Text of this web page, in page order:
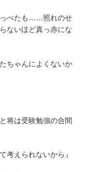
っぺたも……照れのせ
ないほど真っ赤にな
ちゃんによくないか
将は受験勉強の合間
考えられないから』